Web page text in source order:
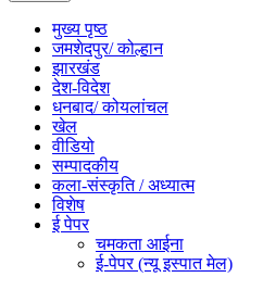
मुख्य पृष्ठ
जमशेदपुर/ कोल्हान
झारखंड
देश-विदेश
धनबाद/ कोयलांचल
खेल
वीडियो
सम्पादकीय
कला-संस्कृति / अध्यात्म
विशेष
ई पेपर
चमकता आईना
ई-पेपर (न्यू इस्पात मेल)